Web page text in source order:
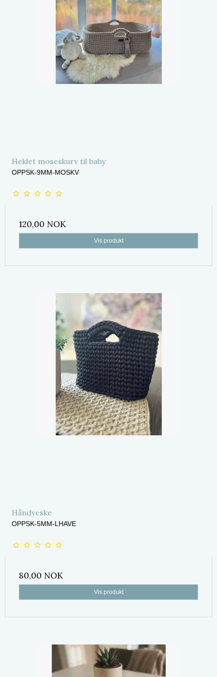
Heklet moseskurv til baby
OPPSK-9MM-MOSKV
120,00 NOK
Vis produkt
Håndveske
OPPSK-5MM-LHAVE
80,00 NOK
Vis produkt